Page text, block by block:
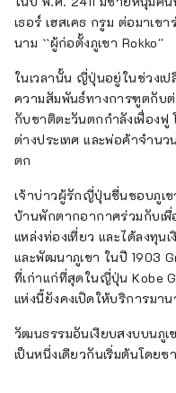
เธอร์ เฮสเคธ กรูม ต่อมาเข
นาม ``ผู้ก่อตั้งภูเขา Rokko''
ในเวลานั้น ญี่ปุ่นอยู่ในช่วงเ
ความสัมพันธ์ทางการฑูตกับ
กับชาติตะวันตกกำลังเฟื่องฟู
ต่างประเทศ และพ่อค้าจำน
ตก
เจ้าบ่าวผู้รักญี่ปุ่นชื่นชอบภูเข
บ้านพักตากอากาศร่วมกับเพื่
แหล่งท่องเที่ยว และได้ลงทุน
และพัฒนาภูเขา ในปี 1903
ที่เก่าแก่ที่สุดในญี่ปุ่น Kobe
แห่งนี้ยังคงเปิดให้บริการมา
วัฒนธรรมอันเงียบสงบบนภูเ
เป็นหนึ่งเดียวกันเริ่มต้นโดย